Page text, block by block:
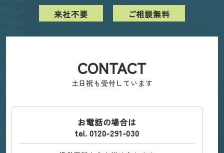
来社不要 ご相談無料
CONTACT
土日祝も受付しています
お電話の場合は
tel. 0120-291-030